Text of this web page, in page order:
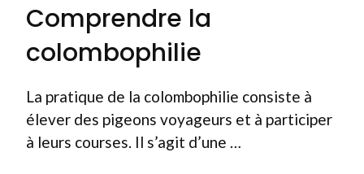
Comprendre la
colombophilie
La pratique de la colombophilie consiste à
élever des pigeons voyageurs et à participer
à leurs courses. Il s’agit d’une …